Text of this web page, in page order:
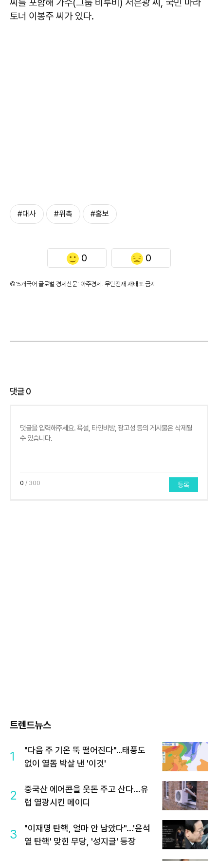
토너 이봉주 씨가 있다.
#대사 #위촉 #홍보
0 0
©'5개국어 글로벌 경제신문' 아주경제. 무단전재·재배포 금지
댓글0
0 / 300 등록
트렌드뉴스
1
"다음 주 기온 뚝 떨어진다"…태풍도
없이 열돔 박살 낸 '이것'
2
중국산 에어콘을 웃돈 주고 산다...유
럽 열광시킨 메이디
3
"이재명 탄핵, 얼마 안 남았다"...'윤석
열 탄핵' 맞힌 무당, '성지글' 등장